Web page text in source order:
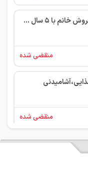
استخدام کارشناس حسابداری فروش خانم با 5 سال سابقه
منقضی شده
منقضی شده